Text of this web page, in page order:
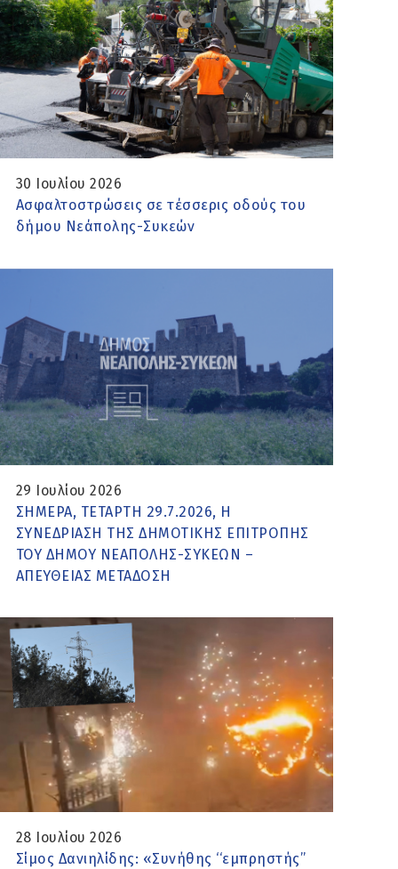
30 Ιουλίου 2026
Ασφαλτοστρώσεις σε τέσσερις οδούς του
δήμου Νεάπολης-Συκεών
29 Ιουλίου 2026
ΣΗΜΕΡΑ, ΤΕΤΑΡΤΗ 29.7.2026, Η
ΣΥΝΕΔΡΙΑΣΗ ΤΗΣ ΔΗΜΟΤΙΚΗΣ ΕΠΙΤΡΟΠΗΣ
ΤΟΥ ΔΗΜΟΥ ΝΕΑΠΟΛΗΣ-ΣΥΚΕΩΝ –
ΑΠΕΥΘΕΙΑΣ ΜΕΤΑΔΟΣΗ
28 Ιουλίου 2026
Σίμος Δανιηλίδης: «Συνήθης ‘‘εμπρηστής’’